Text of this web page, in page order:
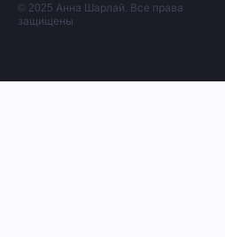
© 2025 Анна Шарлай. Все права
защищены